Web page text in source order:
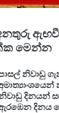
අනතුරු
මෙන්න
නිවාඩු
දිනයන්
දිනය